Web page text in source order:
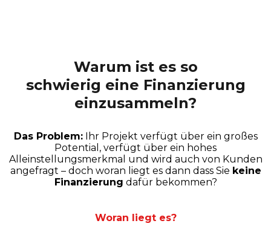
Warum ist es so
schwierig eine Finanzierung
einzusammeln?
Das Problem:Ihr Projekt verfügt über ein großes
Potential, verfügt über ein hohes
Alleinstellungsmerkmal und wird auch von Kunden
angefragt – doch woran liegt es dann dass Sie keine
Finanzierung dafür bekommen?
Woran liegt es?